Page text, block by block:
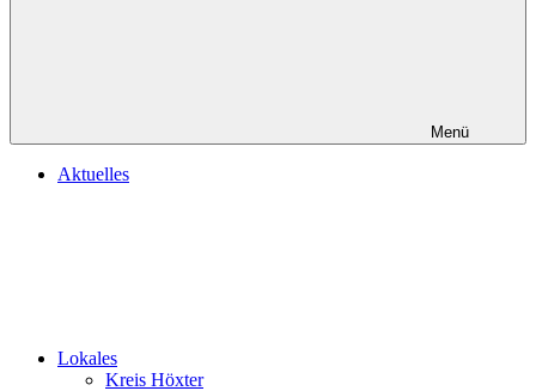
Menü
Aktuelles
Lokales
Kreis Höxter